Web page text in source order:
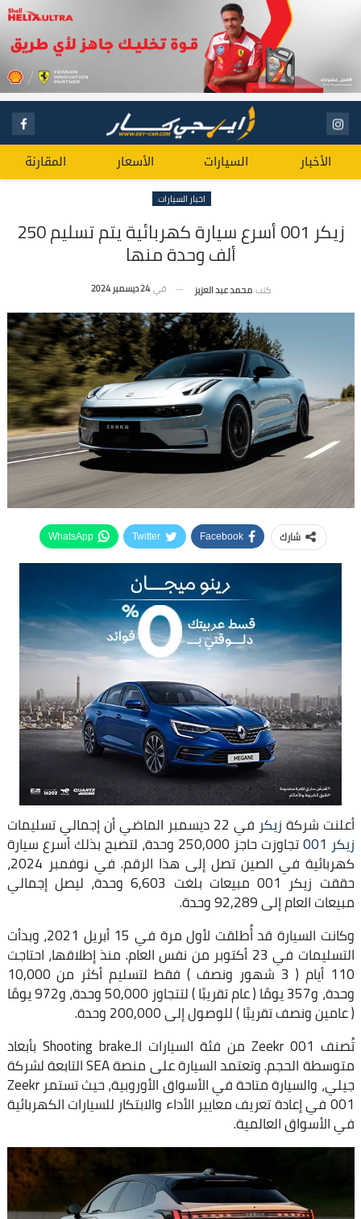
الأخبار السيارات الأسعار المقارنة
اخبار السيارات
زيكر 001 أسرع سيارة كهربائية يتم تسليم 250
ألف وحدة منها
كتب محمد عبد العزيز في 24 ديسمبر 2024
شارك Facebook
Twitter
WhatsApp
أعلنت شركةزيكر في 22 ديسمبر الماضي أن إجمالي تسليمات
زيكر 001 تجاوزت حاجز 250,000 وحدة، لتصبح بذلك أسرع سيارة
كهربائية في الصين تصل إلى هذا الرقم. في نوفمبر 2024،
حققت زيكر 001 مبيعات بلغت 6,603 وحدة، ليصل إجمالي
مبيعات العام إلى 92,289 وحدة.
وكانت السيارة قد أُطلقت لأول مرة في 15 أبريل 2021، وبدأت
التسليمات في 23 أكتوبر من نفس العام. منذ إطلاقها، احتاجت
110 أيام ( 3 شهور ونصف ) فقط لتسليم أكثر من 10,000
وحدة، و357 يومًا ( عام تقريبًا ) لتتجاوز 50,000 وحدة، و972 يومًا
( عامين ونصف تقريبًا ) للوصول إلى 200,000 وحدة.
تُصنف Zeekr 001 من فئة السيارات الـShooting brake بأبعاد
متوسطة الحجم. وتعتمد السيارة على منصة SEA التابعة لشركة
جيلي، والسيارة متاحة في الأسواق الأوروبية، حيث تستمر Zeekr
001 في إعادة تعريف معايير الأداء والابتكار للسيارات الكهربائية
في الأسواق العالمية.